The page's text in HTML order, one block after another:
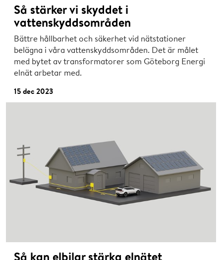
Så stärker vi skyddet i
vattenskyddsområden
Bättre hållbarhet och säkerhet vid nätstationer
belägna i våra vattenskyddsområden. Det är målet
med bytet av transformatorer som Göteborg Energi
elnät arbetar med.
15 dec 2023
Så kan elbilar stärka elnätet